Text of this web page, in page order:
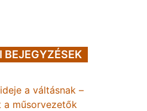
BEJEGYZÉSEK
a váltásnak –
a műsorvezetők